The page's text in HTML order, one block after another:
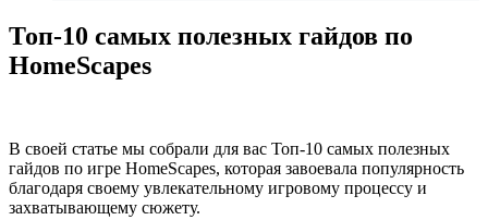
Топ-10 самых полезных гайдов по
HomeScapes
В своей статье мы собрали для вас Топ-10 самых полезных
гайдов по игре HomeScapes, которая завоевала популярность
благодаря своему увлекательному игровому процессу и
захватывающему сюжету.